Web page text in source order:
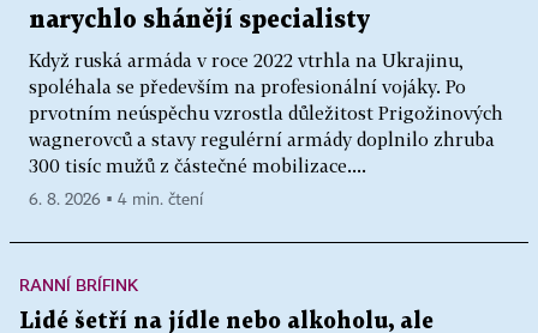
narychlo shánějí specialisty
Když ruská armáda v roce 2022 vtrhla na Ukrajinu,
spoléhala se především na profesionální vojáky. Po
prvotním neúspěchu vzrostla důležitost Prigožinových
wagnerovců a stavy regulérní armády doplnilo zhruba
300 tisíc mužů z částečné mobilizace....
6. 8. 2026 ▪ 4 min. čtení
RANNÍ BRÍFINK
Lidé šetří na jídle nebo alkoholu, ale